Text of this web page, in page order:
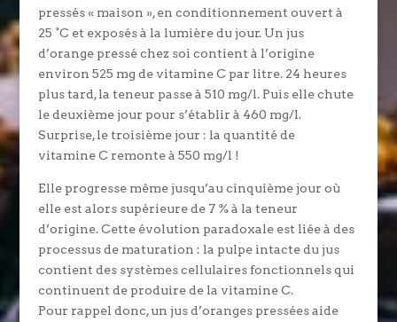
pressés « maison », en conditionnement ouvert à
25 °C et exposés à la lumière du jour. Un jus
d’orange pressé chez soi contient à l’origine
environ 525 mg de vitamine C par litre. 24 heures
plus tard, la teneur passe à 510 mg/l. Puis elle chute
le deuxième jour pour s’établir à 460 mg/l.
Surprise, le troisième jour : la quantité de
vitamine C remonte à 550 mg/l !
Elle progresse même jusqu’au cinquième jour où
elle est alors supérieure de 7 % à la teneur
d’origine. Cette évolution paradoxale est liée à des
processus de maturation : la pulpe intacte du jus
contient des systèmes cellulaires fonctionnels qui
continuent de produire de la vitamine C.
Pour rappel donc, un jus d’oranges pressées aide